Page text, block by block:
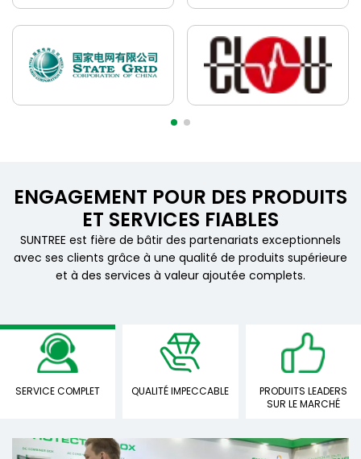
ENGAGEMENT POUR DES PRODUITS
ET SERVICES FIABLES
SUNTREE est fière de bâtir des partenariats exceptionnels
avec ses clients grâce à une qualité de produits supérieure
et à des services à valeur ajoutée complets.
SERVICE COMPLET QUALITÉ IMPECCABLE
PRODUITS LEADERS
SUR LE MARCHÉ